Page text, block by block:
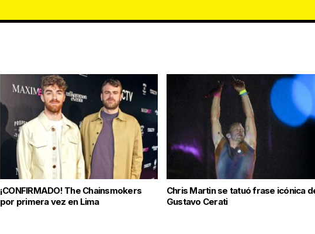
¡CONFIRMADO! The Chainsmokers
por primera vez en Lima
Chris Martin se tatuó frase icónica
Gustavo Cerati